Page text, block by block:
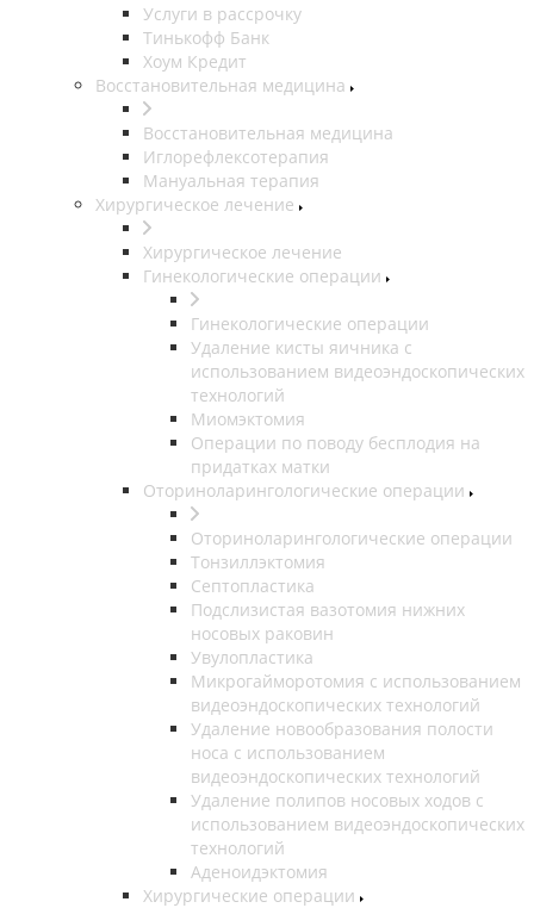
Услуги в рассрочку
Тинькофф Банк
Хоум Кредит
Восстановительная медицина
Восстановительная медицина
Иглорефлексотерапия
Мануальная терапия
Хирургическое лечение
Хирургическое лечение
Гинекологические операции
Гинекологические операции
Удаление кисты яичника с
использованием видеоэндоскопических
технологий
Миомэктомия
Операции по поводу бесплодия на
придатках матки
Оториноларингологические операции
Оториноларингологические операции
Тонзиллэктомия
Септопластика
Подслизистая вазотомия нижних
носовых раковин
Увулопластика
Микрогайморотомия с использованием
видеоэндоскопических технологий
Удаление новообразования полости
носа с использованием
видеоэндоскопических технологий
Удаление полипов носовых ходов с
использованием видеоэндоскопических
технологий
Аденоидэктомия
Хирургические операции